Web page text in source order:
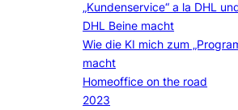
„Kundenservice“ a la DHL
DHL Beine macht
Wie die KI mich zum
macht
Homeoffice on the road
2023